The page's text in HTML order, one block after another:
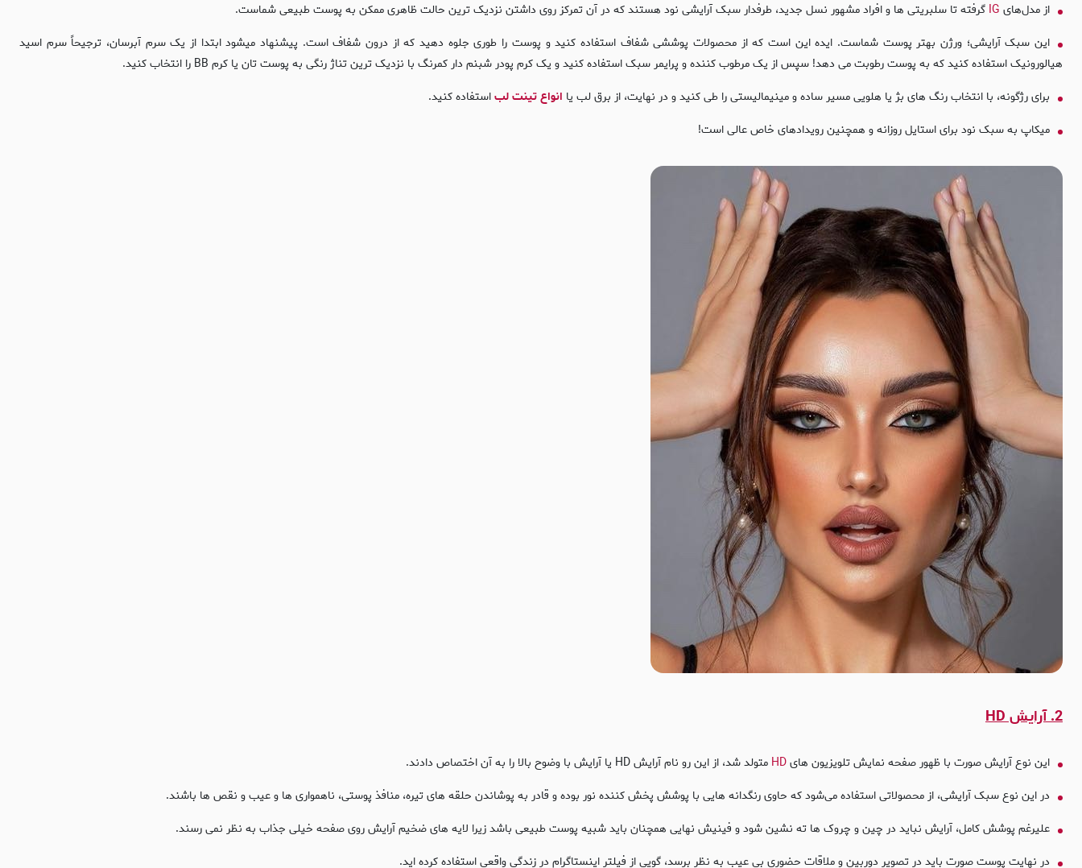
از مدل‌های IG گرفته تا سلبریتی ها و افراد مشهور نسل جدید، طرفدار سبک آرایشی نود هستند که در آن تمرکز روی داشتن نزدیک‌ ترین حالت ظاهری ممکن به پوست طبیعی شماست.
این سبک آرایشی؛ ورژن بهتر پوست شماست. ایده این است که از محصولات پوششی شفاف استفاده کنید و پوست را طوری جلوه دهید که از درون شفاف است. پیشنهاد میشود ابتدا از یک سرم آبرسان، ترجیحاً سرم اسید
هیالورونیک استفاده کنید که به پوست رطوبت می دهد! سپس از یک مرطوب کننده و پرایمر سبک استفاده کنید و یک کرم پودر شبنم دار کمرنگ با نزدیک ترین تناژ رنگی به پوست تان یا کرم BB را انتخاب کنید.
برای رژگونه، با انتخاب رنگ های بژ یا هلویی مسیر ساده و مینیمالیستی را طی کنید و در نهایت، از برق لب یا انواع تینت لباستفاده کنید.
میکاپ به سبک نود برای استایل روزانه و همچنین رویدادهای خاص عالی است!
2. آرایش HD
این نوع آرایش صورت با ظهور صفحه نمایش تلویزیون هایHD متولد شد، از این رو نام آرایش HD یا آرایش با وضوح بالا را به آن اختصاص دادند.
در این نوع سبک آرایشی، از محصولاتی استفاده می‌شود که حاوی رنگدانه‌ هایی با پوشش پخش‌ کننده نور بوده و قادر به پوشاندن حلقه های تیره، منافذ پوستی، ناهمواری ها و عیب و نقص ها باشند.
علیرغم پوشش کامل، آرایش نباید در چین و چروک ها ته نشین شود و فینیش نهایی همچنان باید شبیه پوست طبیعی باشد زیرا لایه های ضخیم آرایش روی صفحه خیلی جذاب به نظر نمی رسند.
در نهایت پوست صورت باید در تصویر دوربین و ملاقات حضوری بی عیب به نظر برسد، گویی از فیلتر اینستاگرام در زندگی واقعی استفاده کرده اید.